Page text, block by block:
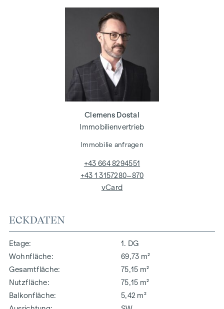
ECKDATEN
Etage
1. DG
Wohnfläche
69,73 m²
Gesamtfläche
75,15 m²
Nutzfläche
75,15 m²
Balkonfläche
5,42 m²
Clemens Dostal
Immobilienvertrieb
Immobilie anfragen
+43 664 8294551
+43 1 3157280–870
vCard